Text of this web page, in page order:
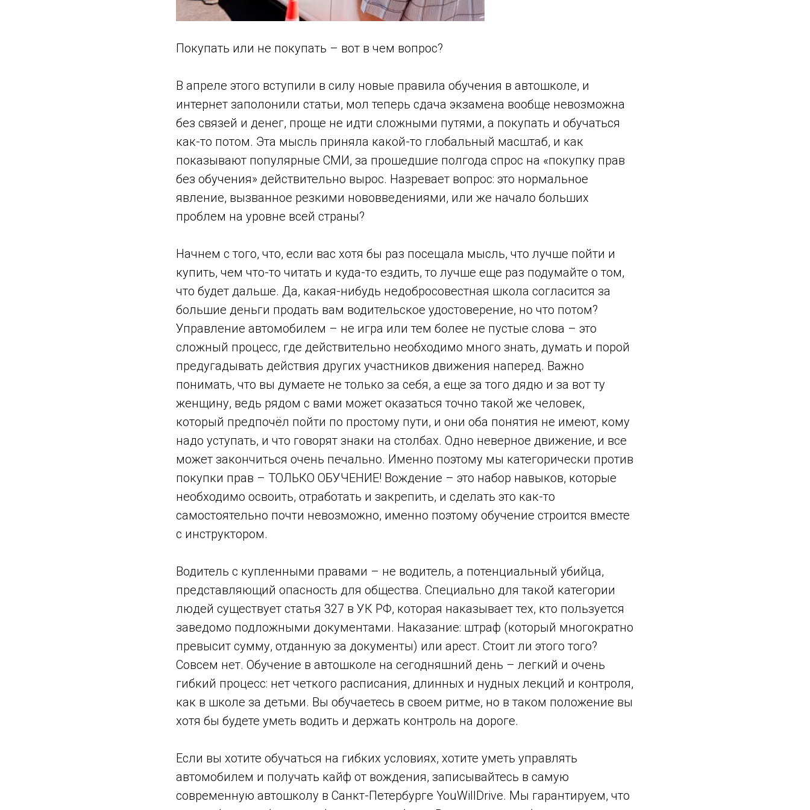
Покупать или не покупать – вот в чем вопрос?
В апреле этого вступили в силу новые правила обучения в автошколе, и
интернет заполонили статьи, мол теперь сдача экзамена вообще невозможна
без связей и денег, проще не идти сложными путями, а покупать и обучаться
как-то потом. Эта мысль приняла какой-то глобальный масштаб, и как
показывают популярные СМИ, за прошедшие полгода спрос на «покупку прав
без обучения» действительно вырос. Назревает вопрос: это нормальное
явление, вызванное резкими нововведениями, или же начало больших
проблем на уровне всей страны?
Начнем с того, что, если вас хотя бы раз посещала мысль, что лучше пойти и
купить, чем что-то читать и куда-то ездить, то лучше еще раз подумайте о том,
что будет дальше. Да, какая-нибудь недобросовестная школа согласится за
большие деньги продать вам водительское удостоверение, но что потом?
Управление автомобилем – не игра или тем более не пустые слова – это
сложный процесс, где действительно необходимо много знать, думать и порой
предугадывать действия других участников движения наперед. Важно
понимать, что вы думаете не только за себя, а еще за того дядю и за вот ту
женщину, ведь рядом с вами может оказаться точно такой же человек,
который предпочёл пойти по простому пути, и они оба понятия не имеют, кому
надо уступать, и что говорят знаки на столбах. Одно неверное движение, и все
может закончиться очень печально. Именно поэтому мы категорически против
покупки прав – ТОЛЬКО ОБУЧЕНИЕ! Вождение – это набор навыков, которые
необходимо освоить, отработать и закрепить, и сделать это как-то
самостоятельно почти невозможно, именно поэтому обучение строится вместе
с инструктором.
Водитель с купленными правами – не водитель, а потенциальный убийца,
представляющий опасность для общества. Специально для такой категории
людей существует статья 327 в УК РФ, которая наказывает тех, кто пользуется
заведомо подложными документами. Наказание: штраф (который многократно
превысит сумму, отданную за документы) или арест. Стоит ли этого того?
Совсем нет. Обучение в автошколе на сегодняшний день – легкий и очень
гибкий процесс: нет четкого расписания, длинных и нудных лекций и контроля,
как в школе за детьми. Вы обучаетесь в своем ритме, но в таком положение вы
хотя бы будете уметь водить и держать контроль на дороге.
Если вы хотите обучаться на гибких условиях, хотите уметь управлять
автомобилем и получать кайф от вождения, записывайтесь в самую
современную автошколу в Санкт-Петербурге YouWillDrive. Мы гарантируем, что